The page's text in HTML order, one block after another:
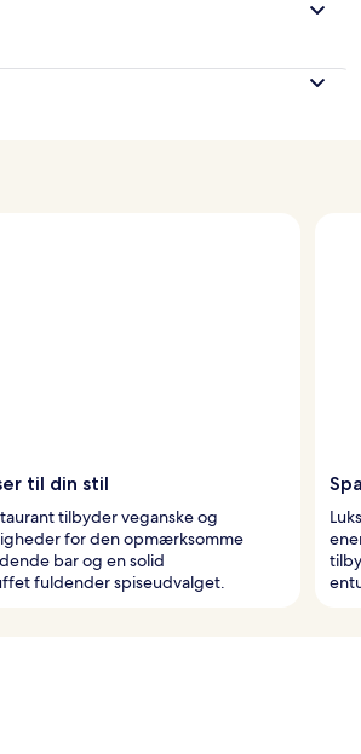
til din stil
tilbyder veganske og
for den opmærksomme
bar og en solid
fuldender spiseudvalget.